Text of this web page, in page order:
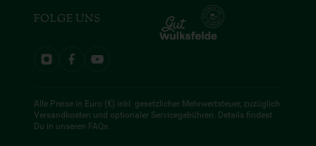
FOLGE UNS
Alle Preise in Euro (€) inkl. gesetzlicher Mehrwertsteuer, zuzüglich
Versandkosten und optionaler Servicegebühren. Details findest
Du in unseren FAQs.